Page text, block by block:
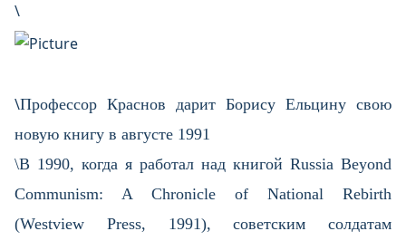
\
\Профессор Краснов дарит Борису Ельцину свою
новую книгу в августе 1991
\В 1990, когда я работал над книгой Russia Beyond
Communism: A Chronicle of National Rebirth
(Westview Press, 1991), советским солдатам